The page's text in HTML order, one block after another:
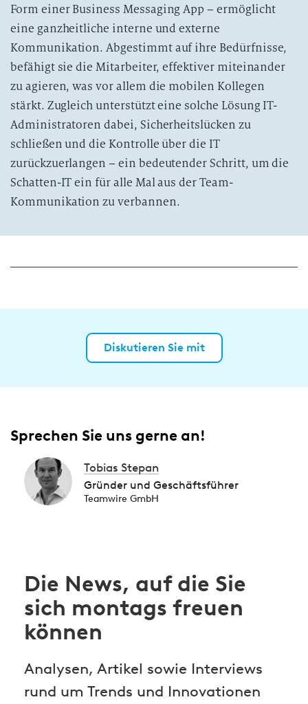
Form einer Business Messaging App – ermöglicht
eine ganzheitliche interne und externe
Kommunikation. Abgestimmt auf ihre Bedürfnisse,
befähigt sie die Mitarbeiter, effektiver miteinander
zu agieren, was vor allem die mobilen Kollegen
stärkt. Zugleich unterstützt eine solche Lösung IT-
Administratoren dabei, Sicherheitslücken zu
schließen und die Kontrolle über die IT
zurückzuerlangen – ein bedeutender Schritt, um die
Schatten-IT ein für alle Mal aus der Team-
Kommunikation zu verbannen.
Diskutieren Sie mit
Sprechen Sie uns gerne an!
Tobias Stepan
Gründer und Geschäftsführer
Teamwire GmbH
Die News, auf die Sie
sich montags freuen
können
Analysen, Artikel sowie Interviews
rund um Trends und Innovationen